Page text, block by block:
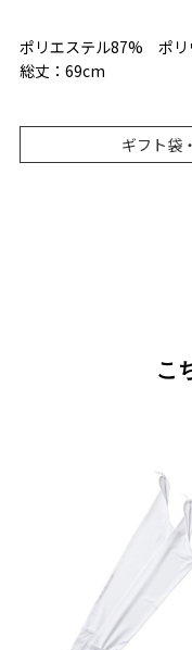
ポリエステル87% ポリ
総丈：69cm
ギフト袋
こ